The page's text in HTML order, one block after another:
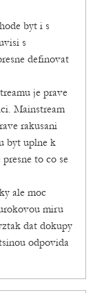
byt i s
s
definovat
je prave
Mainstream
rakusani
byt uplne k
to co se
ale moc
miru
dat dokupy
odpovida